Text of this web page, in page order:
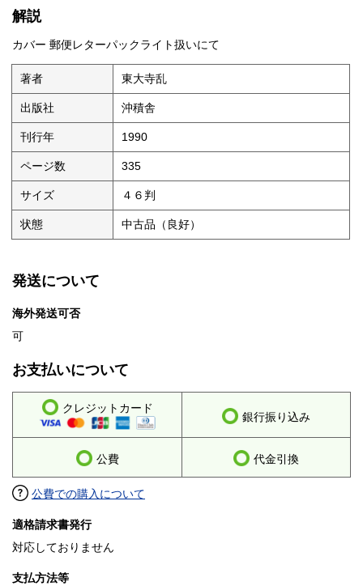
解説
カバー 郵便レターパックライト扱いにて
著者 東大寺乱
出版社 沖積舎
刊行年 1990
ページ数 335
サイズ ４６判
状態 中古品（良好）
発送について
海外発送可否
可
お支払いについて
クレジットカード
銀行振り込み
公費 代金引換
公費での購入について
適格請求書発行
対応しておりません
支払方法等